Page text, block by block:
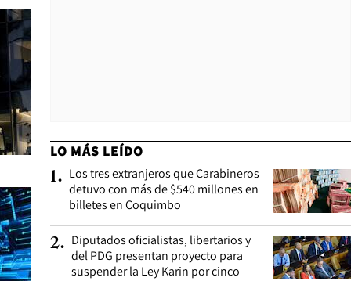
LO MÁS LEÍDO
1. Los tres extranjeros que Carabineros
detuvo con más de $540 millones en
billetes en Coquimbo
2. Diputados oficialistas, libertarios y
del PDG presentan proyecto para
suspender la Ley Karin por cinco